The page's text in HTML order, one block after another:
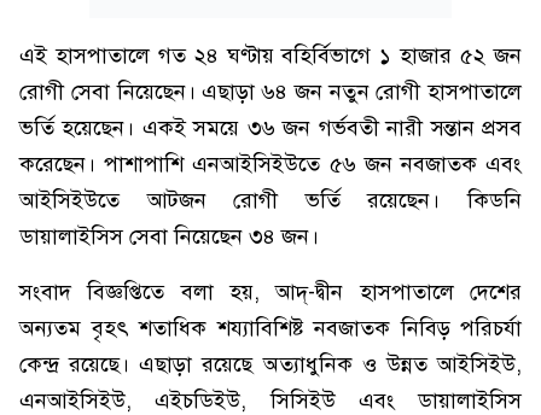
এই হাসপাতালে গত ২৪ ঘণ্টায় বহির্বিভাগে ১ হাজার ৫২ জন
রোগী সেবা নিয়েছেন। এছাড়া ৬৪ জন নতুন রোগী হাসপাতালে
ভর্তি হয়েছেন। একই সময়ে ৩৬ জন গর্ভবতী নারী সন্তান প্রসব
করেছেন। পাশাপাশি এনআইসিইউতে ৫৬ জন নবজাতক এবং
আইসিইউতে আটজন রোগী ভর্তি রয়েছেন। কিডনি
ডায়ালাইসিস সেবা নিয়েছেন ৩৪ জন।
সংবাদ বিজ্ঞপ্তিতে বলা হয়, আদ্-দ্বীন হাসপাতালে দেশের
অন্যতম বৃহৎ শতাধিক শয্যাবিশিষ্ট নবজাতক নিবিড় পরিচর্যা
কেন্দ্র রয়েছে। এছাড়া রয়েছে অত্যাধুনিক ও উন্নত আইসিইউ,
এনআইসিইউ, এইচডিইউ, সিসিইউ এবং ডায়ালাইসিস